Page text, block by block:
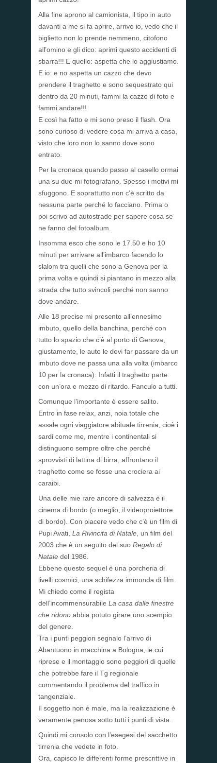
Alla fine aprono al camionista, il tipo in auto
davanti a me si fa aprire, arrivo io, vedo che il
biglietto non lo prende nemmeno, citofono
all’omino e gli dico: aprimi questo accidenti di
sbarra!!! E quello: aspetta che lo aggiustiamo.
E io: e no aspetta un cazzo che devo
prendere il traghetto e sono sequestrato qui
dentro da 20 minuti, fammi la cazzo di foto e
fammi andare!!!
E così ha fatto e mi sono preso il flash. Ora
sono curioso di vedere cosa mi arriva a casa,
visto che loro non lo sanno dove sono
entrato.
Per la cronaca quando passo al casello ormai
una su due mi fotografano. Spesso i motivi mi
sfuggono. E soprattutto non c’è scritto da
nessuna parte perché lo facciano. Prima o
poi scrivo ad autostrade per sapere cosa se
ne fanno del fotoalbum.
Insomma esco che sono le 17.50 e ho 10
minuti per arrivare all’imbarco facendo lo
slalom tra quelli che sono a Genova per la
prima volta e quindi si piantano in mezzo alla
strada che tutto svincoli perché non sanno
dove andare.
Alle 18 precise mi presento all’ennesimo
imbuto, quello della banchina, perché con
tutto lo spazio che c’è al porto di Genova,
giustamente, le auto le devi far passare da un
imbuto dove ne passa una alla volta (imbarco
10 per la cronaca). Infatti il traghetto parte
con un’ora e mezzo di ritardo. Fanculo a tutti.
Comunque l’importante è essere salito.
Entro in fase relax, anzi, noia totale che
assale ogni viaggiatore abituale tirrenia, cioè i
sardi come me, mentre i continentali si
distinguono sempre oltre che perché
sprovvisti di lattina di birra, affrontano il
traghetto come se fosse una crociera ai
caraibi.
Una delle mie rare ancore di salvezza è il
cinema di bordo (o meglio, il videoproiettore
di bordo). Con piacere vedo che c’è un film di
Pupi Avati, La Rivincita di Natale, un film del
2003 che è un seguito del suo Regalo di
Natale del 1986.
Ebbene questo sequel è una porcheria di
livelli cosmici, una schifezza immonda di film.
Mi chiedo come il regista
dell’incommensurabile La casa dalle finestre
che ridono abbia potuto girare uno scempio
del genere.
Tra i punti peggiori segnalo l’arrivo di
Abantuono in macchina a Bologna, le cui
riprese e il montaggio sono peggiori di quelle
che potrebbe fare il Tg regionale
commentando il problema del traffico in
tangenziale.
Il soggetto non è male, ma la realizzazione è
veramente penosa sotto tutti i punti di vista.
Quindi mi consolo con l’esegesi del sacchetto
tirrenia che vedete in foto.
Ora, capisco le differenti forme prescrittive in